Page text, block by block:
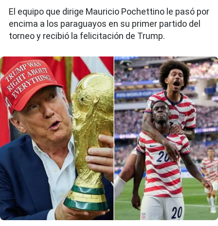
El equipo que dirige Mauricio Pochettino le pasó por
encima a los paraguayos en su primer partido del
torneo y recibió la felicitación de Trump.
X